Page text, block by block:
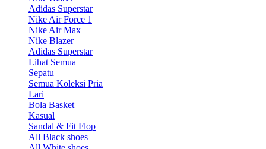
Adidas Superstar
Nike Air Force 1
Nike Air Max
Nike Blazer
Adidas Superstar
Lihat Semua
Sepatu
Semua Koleksi Pria
Lari
Bola Basket
Kasual
Sandal & Fit Flop
All Black shoes